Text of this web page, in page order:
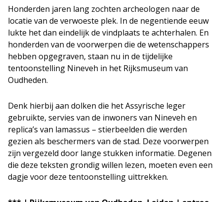
Honderden jaren lang zochten archeologen naar de
locatie van de verwoeste plek. In de negentiende eeuw
lukte het dan eindelijk de vindplaats te achterhalen. En
honderden van de voorwerpen die de wetenschappers
hebben opgegraven, staan nu in de tijdelijke
tentoonstelling Nineveh in het Rijksmuseum van
Oudheden.
Denk hierbij aan dolken die het Assyrische leger
gebruikte, servies van de inwoners van Nineveh en
replica’s van lamassus – stierbeelden die werden
gezien als beschermers van de stad. Deze voorwerpen
zijn vergezeld door lange stukken informatie. Degenen
die deze teksten grondig willen lezen, moeten even een
dagje voor deze tentoonstelling uittrekken.